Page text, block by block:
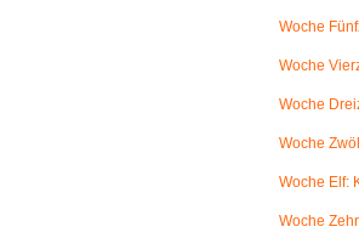
Woche
Woche
Woche
Woche
Woche Elf:
Woche